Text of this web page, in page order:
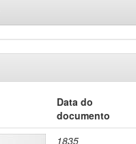
Data do
documento
1835